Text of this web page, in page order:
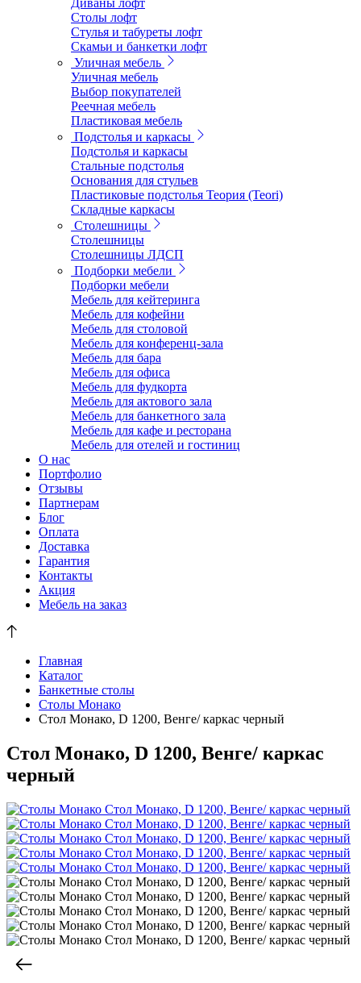
Диваны лофт
Столы лофт
Стулья и табуреты лофт
Скамьи и банкетки лофт
Уличная мебель
Уличная мебель
Выбор покупателей
Реечная мебель
Пластиковая мебель
Подстолья и каркасы
Подстолья и каркасы
Стальные подстолья
Основания для стульев
Пластиковые подстолья Теория (Teori)
Складные каркасы
Столешницы
Столешницы
Столешницы ЛДСП
Подборки мебели
Подборки мебели
Мебель для кейтеринга
Мебель для кофейни
Мебель для столовой
Мебель для конференц-зала
Мебель для бара
Мебель для офиса
Мебель для фудкорта
Мебель для актового зала
Мебель для банкетного зала
Мебель для кафе и ресторана
Мебель для отелей и гостиниц
О нас
Портфолио
Отзывы
Партнерам
Блог
Оплата
Доставка
Гарантия
Контакты
Акция
Мебель на заказ
Главная
Каталог
Банкетные столы
Столы Монако
Стол Монако, D 1200, Венге/ каркас черный
Стол Монако, D 1200, Венге/ каркас
черный